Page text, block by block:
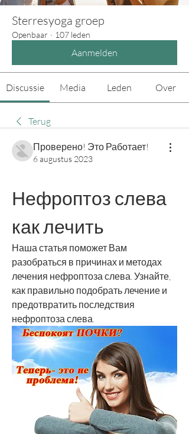
Sterresyoga groep
Openbaar · 107 leden
Aanmelden
Discussie Media Leden Over
Terug
Проверено! Это Работает!
6 augustus 2023
Нефроптоз слева
как лечить
Наша статья поможет Вам
разобраться в причинах и методах
лечения нефроптоза слева. Узнайте,
как правильно подобрать лечение и
предотвратить последствия
нефроптоза слева.